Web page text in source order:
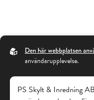
Den här webbplatsen
användarupplevelse.
PS Skylt & Inredning